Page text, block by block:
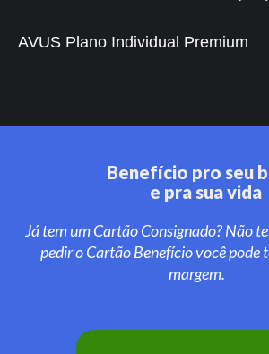
AVUS Plano Individual Premium
Benefício pro seu
e pra sua vida
Já tem um Cartão Consignado? Não
pedir o Cartão Benefício você pode
margem.